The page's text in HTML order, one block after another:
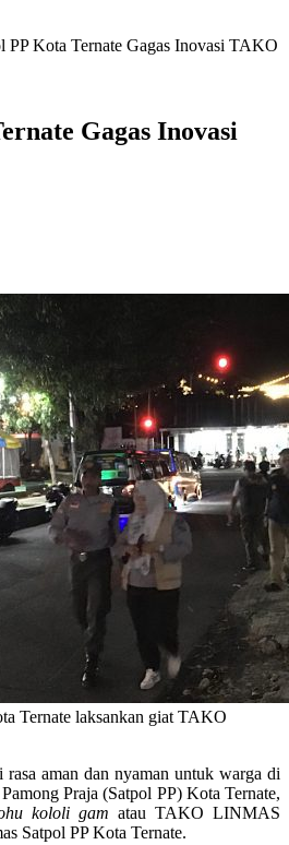
PP Kota Ternate Gagas Inovasi TAKO
Gagas Inovasi
Ternate laksankan giat TAKO
aman dan nyaman untuk warga di
Praja (Satpol PP) Kota Ternate,
kololi gam atau TAKO LINMAS
Satpol PP Kota Ternate.